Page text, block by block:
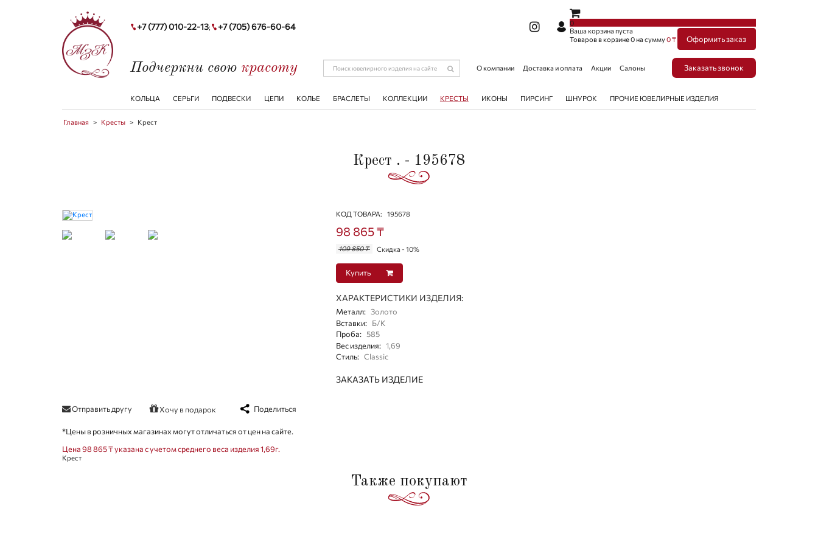
+7 (777) 010-22-13; +7 (705) 676-60-64
0
Ваша корзина пуста
Товаров в корзине0на сумму0 ₸ Оформить заказ
Подчеркни свою красоту О компании Доставка и оплата Акции Салоны Заказать звонок
КОЛЬЦА СЕРЬГИ ПОДВЕСКИ ЦЕПИ КОЛЬЕ БРАСЛЕТЫ КОЛЛЕКЦИИ КРЕСТЫ ИКОНЫ ПИРСИНГ ШНУРОК ПРОЧИЕ ЮВЕЛИРНЫЕ ИЗДЕЛИЯ
Главная > Кресты > Крест
Крест . - 195678
КОД ТОВАРА: 195678
98 865 ₸
109 850 ₸ Скидка - 10%
Купить
ХАРАКТЕРИСТИКИ ИЗДЕЛИЯ:
Металл: Золото
Вставки: Б/К
Проба: 585
Вес изделия: 1,69
Стиль: Classic
ЗАКАЗАТЬ ИЗДЕЛИЕ
Отправить другу Хочу в подарок Поделиться
*Цены в розничных магазинах могут отличаться от цен на сайте.
Цена 98 865 ₸ указана с учетом среднего веса изделия 1,69г.
Крест
Также покупают